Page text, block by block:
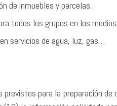
de inmuebles y parcelas.
todos los grupos en los
servicios de agua, luz, gas…
para la preparación